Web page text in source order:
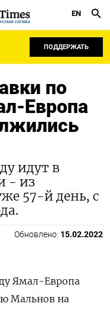
СЛУЖБА
EN
ПОДДЕРЖАТЬ
по
Европа
идут в
- из
57-й день, с
Обновлено: 15.02.2022
Ямал-Европа
Мальнов на